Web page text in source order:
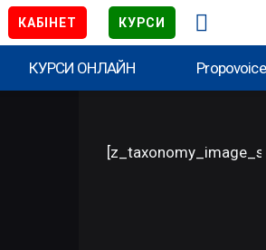
КАБІНЕТ КУРСИ
КУРСИ ОНЛАЙН